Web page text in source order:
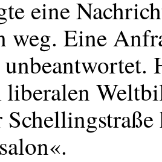
eine
weg. Eine